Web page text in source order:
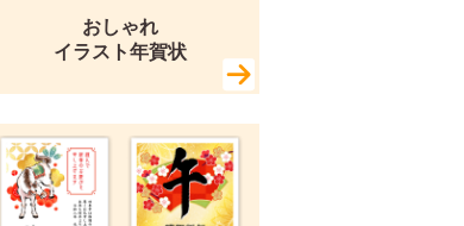
おしゃれ
イラスト年賀状